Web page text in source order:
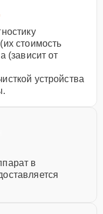
стоимость
(зависит от
устройства
в